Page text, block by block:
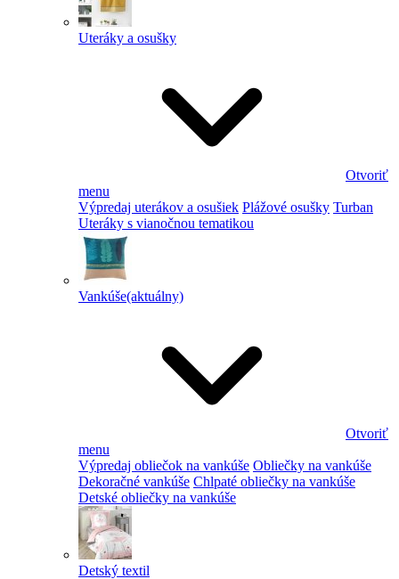
Uteráky a osušky
Otvoriť
menu
Výpredaj uterákov a osušiek Plážové osušky Turban
Uteráky s vianočnou tematikou
Vankúše(aktuálny)
Otvoriť
menu
Výpredaj obliečok na vankúše Obliečky na vankúše
Dekoračné vankúše Chlpaté obliečky na vankúše
Detské obliečky na vankúše
Detský textil